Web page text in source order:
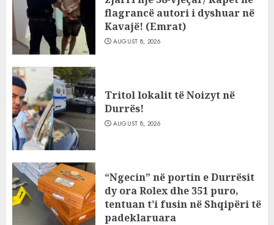
flagrancë autori i dyshuar në
Kavajë! (Emrat)
AUGUST 8, 2026
Tritol lokalit të Noizyt në
Durrës!
AUGUST 8, 2026
“Ngecin” në portin e Durrësit
dy ora Rolex dhe 351 puro,
tentuan t’i fusin në Shqipëri të
padeklaruara